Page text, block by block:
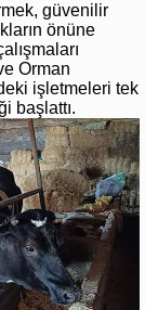
güvenilir
önüne
Orman
işletmeleri tek
başlattı.